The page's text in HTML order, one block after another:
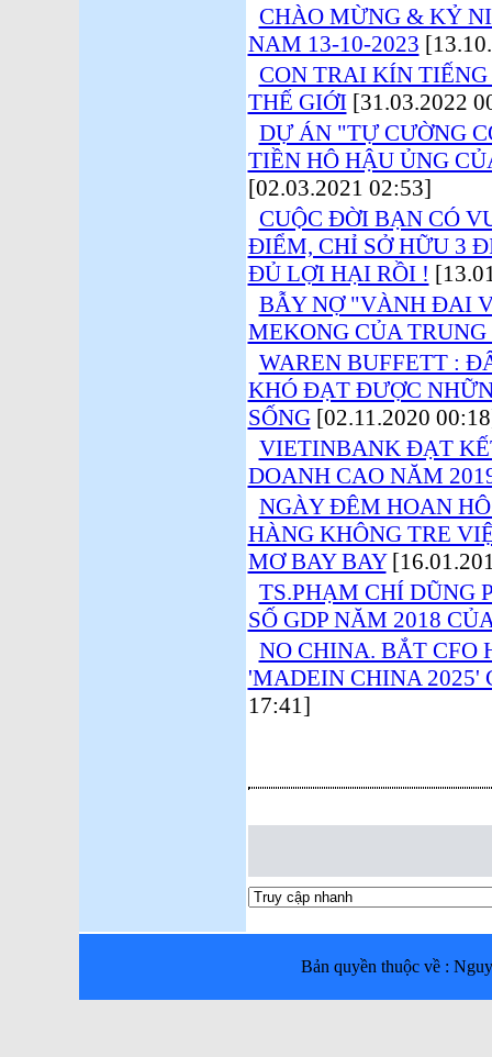
CHÀO MỪNG & KỶ
NAM 13-10-2023
CON TRAI KÍN
THẾ GIỚI[31.03.2022
DỰ ÁN "TỰ CƯỜNG
TIỀN HÔ HẬU ỦNG
[02.03.2021 02:53]
CUỘC ĐỜI BẠN CÓ
ĐIỂM, CHỈ SỞ HỮU 3
ĐỦ LỢI HẠI RỒI !
BẪY NỢ "VÀNH ĐAI
MEKONG CỦA TRUNG
WAREN BUFFETT :
KHÓ ĐẠT ĐƯỢC
SỐNG[02.11.2020
VIETINBANK ĐẠT
DOANH CAO NĂM
NGÀY ĐÊM HOAN
HÀNG KHÔNG TRE
MƠ BAY BAY
TS.PHẠM CHÍ DŨNG
SỐ GDP NĂM 2018
NO CHINA. BẮT CFO
'MADEIN CHINA 2025'
17:41]
Bản quyền thuộc về :